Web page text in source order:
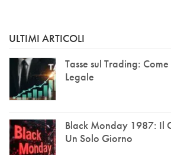
ULTIMI ARTICOLI
Tasse sul Trading:
Legale
Black Monday 1987: Il
Un Solo Giorno